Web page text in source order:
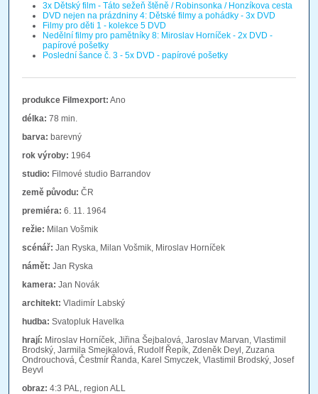
3x Dětský film - Táto sežeň štěně / Robinsonka / Honzíkova cesta
DVD nejen na prázdniny 4: Dětské filmy a pohádky - 3x DVD
Filmy pro děti 1 - kolekce 5 DVD
Nedělní filmy pro pamětníky 8: Miroslav Horníček - 2x DVD -
papírové pošetky
Poslední šance č. 3 - 5x DVD - papírové pošetky
produkce Filmexport: Ano
délka: 78 min.
barva: barevný
rok výroby: 1964
studio: Filmové studio Barrandov
země původu: ČR
premiéra: 6. 11. 1964
režie: Milan Vošmik
scénář: Jan Ryska, Milan Vošmik, Miroslav Horníček
námět: Jan Ryska
kamera: Jan Novák
architekt: Vladimír Labský
hudba: Svatopluk Havelka
hrají: Miroslav Horníček, Jiřina Šejbalová, Jaroslav Marvan, Vlastimil
Brodský, Jarmila Smejkalová, Rudolf Řepík, Zdeněk Deyl, Zuzana
Ondrouchová, Čestmír Řanda, Karel Smyczek, Vlastimil Brodský, Josef
Beyvl
obraz: 4:3 PAL, region ALL